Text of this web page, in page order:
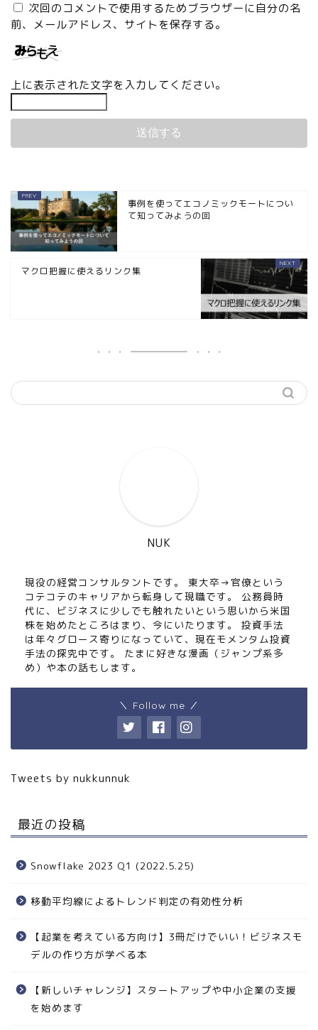
次回のコメントで使用するためブラウザーに自分の名
前、メールアドレス、サイトを保存する。
上に表示された文字を入力してください。
事例を使ってエコノミックモートについ
て知ってみようの回
マクロ把握に使えるリンク集
NUK
現役の経営コンサルタントです。 東大卒→官僚という
コテコテのキャリアから転身して現職です。 公務員時
代に、ビジネスに少しでも触れたいという思いから米国
株を始めたところはまり、今にいたります。 投資手法
は年々グロース寄りになっていて、現在モメンタム投資
手法の探究中です。 たまに好きな漫画（ジャンプ系多
め）や本の話もします。
＼ Follow me ／
Tweets by nukkunnuk
最近の投稿
Snowflake 2023 Q1 (2022.5.25)
移動平均線によるトレンド判定の有効性分析
【起業を考えている方向け】3冊だけでいい！ビジネスモ
デルの作り方が学べる本
【新しいチャレンジ】スタートアップや中小企業の支援
を始めます